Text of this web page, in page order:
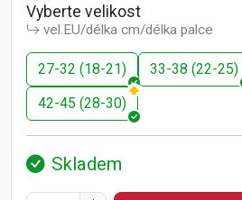
Vyberte velikost
vel.EU/délka cm/délka palce
27-32 (18-21) 33-38 (22-25)
42-45 (28-30)
Skladem